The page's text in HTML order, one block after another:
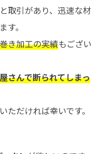
取引があり、迅速な材
。
き加工の実績もござい
んで断られてしまっ
ただければ幸いです。